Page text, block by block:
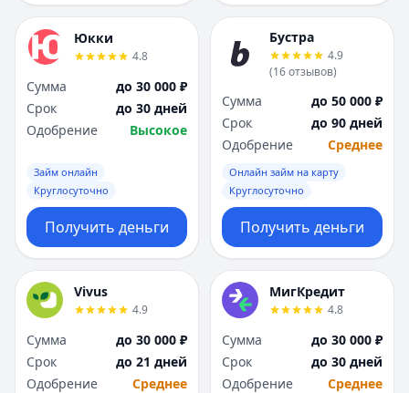
Юкки
4.8
Сумма
до 30 000 ₽
Срок
до 30 дней
Одобрение
Высокое
Займ онлайн
Круглосуточно
Получить деньги
Бустра
4.9
(16отзывов)
Сумма
до 50 000 ₽
Срок
до 90 дней
Одобрение
Среднее
Онлайн займ на карту
Круглосуточно
Получить деньги
Vivus
4.9
Сумма
до 30 000 ₽
Срок
до 21 дней
Одобрение
Среднее
МигКредит
4.8
Сумма
до 30 000 ₽
Срок
до 30 дней
Одобрение
Среднее